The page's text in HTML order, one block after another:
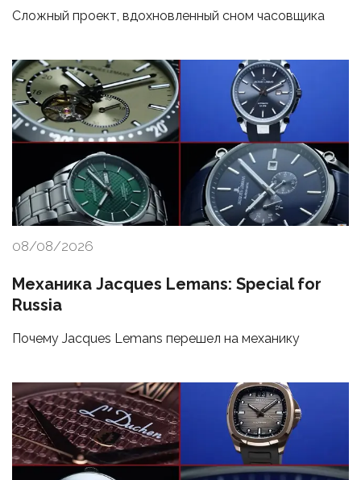
Сложный проект, вдохновленный сном часовщика
08/08/2026
Механика Jacques Lemans: Special for
Russia
Почему Jacques Lemans перешел на механику